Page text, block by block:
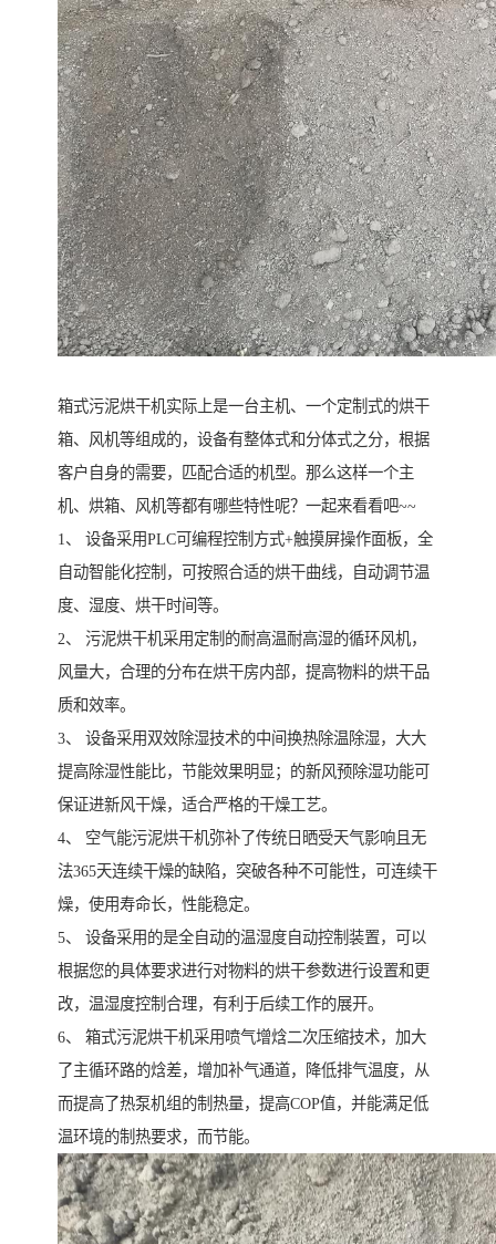
箱式污泥烘干机实际上是一台主机、一个定制式的烘干
箱、风机等组成的，设备有整体式和分体式之分，根据
客户自身的需要，匹配合适的机型。那么这样一个主
机、烘箱、风机等都有哪些特性呢？一起来看看吧~~
1、 设备采用PLC可编程控制方式+触摸屏操作面板，全
自动智能化控制，可按照合适的烘干曲线，自动调节温
度、湿度、烘干时间等。
2、 污泥烘干机采用定制的耐高温耐高湿的循环风机，
风量大，合理的分布在烘干房内部，提高物料的烘干品
质和效率。
3、 设备采用双效除湿技术的中间换热除温除湿，大大
提高除湿性能比，节能效果明显；的新风预除湿功能可
保证进新风干燥，适合严格的干燥工艺。
4、 空气能污泥烘干机弥补了传统日晒受天气影响且无
法365天连续干燥的缺陷，突破各种不可能性，可连续干
燥，使用寿命长，性能稳定。
5、 设备采用的是全自动的温湿度自动控制装置，可以
根据您的具体要求进行对物料的烘干参数进行设置和更
改，温湿度控制合理，有利于后续工作的展开。
6、 箱式污泥烘干机采用喷气增焓二次压缩技术，加大
了主循环路的焓差，增加补气通道，降低排气温度，从
而提高了热泵机组的制热量，提高COP值，并能满足低
温环境的制热要求，而节能。